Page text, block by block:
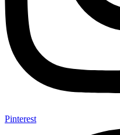
Pinterest